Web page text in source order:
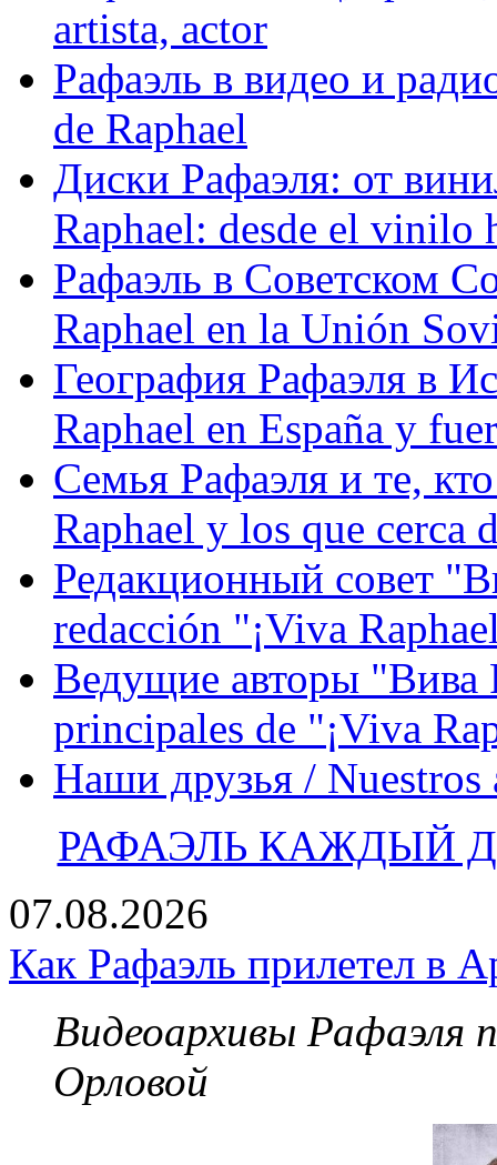
artista, actor
Рафаэль в видео и
de Raphael
Диски Рафаэля: от
Raphael: desde el vinilo
Рафаэль в Советском
Raphael en la Unión
География Рафаэля в
Raphael en España y
Семья Рафаэля и те,
Raphael y los que cerca
Редакционный совет
redacción "¡Viva
Ведущие авторы "Вива
principales de "¡Viva
Наши друзья / Nuestros
РАФАЭЛЬ КАЖДЫЙ
07.08.2026
Как Рафаэль прилетел в
Видеоархивы Рафаэля
Орловой